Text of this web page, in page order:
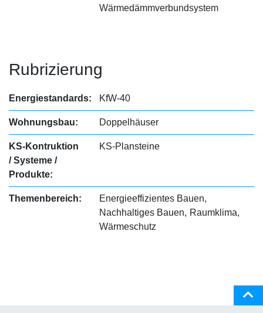
Wärmedämmverbundsystem
Rubrizierung
Energiestandards: KfW-40
Wohnungsbau: Doppelhäuser
KS-Kontruktion
/ Systeme /
Produkte:
KS-Plansteine
Themenbereich:
Energieeffizientes Bauen
Nachhaltiges Bauen
Raumklima
Wärmeschutz